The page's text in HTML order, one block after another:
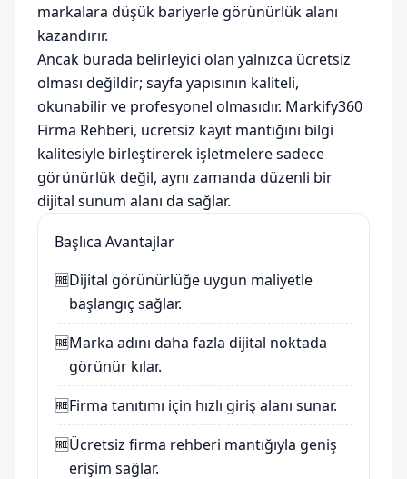
markalara düşük bariyerle görünürlük alanı
kazandırır.
Ancak burada belirleyici olan yalnızca ücretsiz
olması değildir; sayfa yapısının kaliteli,
okunabilir ve profesyonel olmasıdır. Markify360
Firma Rehberi, ücretsiz kayıt mantığını bilgi
kalitesiyle birleştirerek işletmelere sadece
görünürlük değil, aynı zamanda düzenli bir
dijital sunum alanı da sağlar.
Başlıca Avantajlar
🆓Dijital görünürlüğe uygun maliyetle
başlangıç sağlar.
🆓Marka adını daha fazla dijital noktada
görünür kılar.
🆓Firma tanıtımı için hızlı giriş alanı sunar.
🆓Ücretsiz firma rehberi mantığıyla geniş
erişim sağlar.